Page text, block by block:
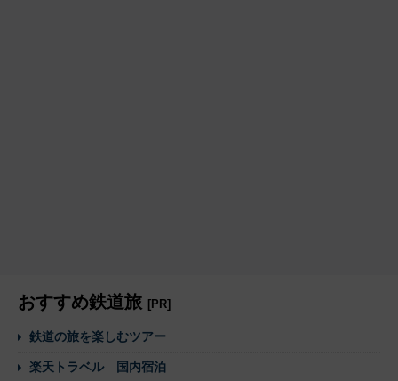
おすすめ鉄道旅 [PR]
鉄道の旅を楽しむツアー
楽天トラベル 国内宿泊